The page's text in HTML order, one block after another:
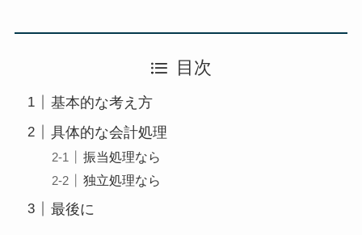
目次
基本的な考え方
具体的な会計処理
振当処理なら
独立処理なら
最後に